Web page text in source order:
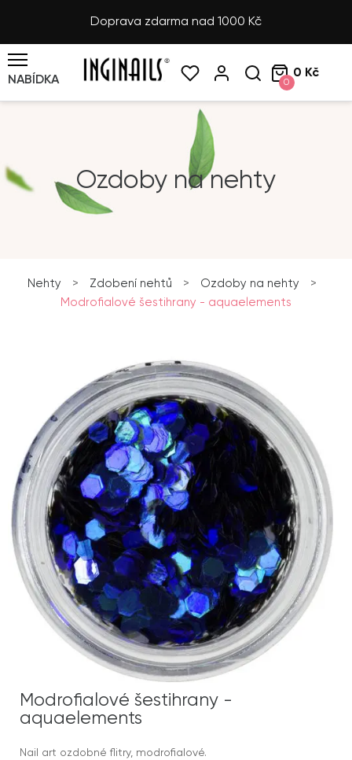
Doprava zdarma nad 1000 Kč
NABÍDKA 0
0 Kč
Ozdoby na nehty
Nehty > Zdobení nehtů > Ozdoby na nehty
>
Modrofialové šestihrany - aquaelements
Modrofialové šestihrany -
aquaelements
Nail art ozdobné flitry, modrofialové.